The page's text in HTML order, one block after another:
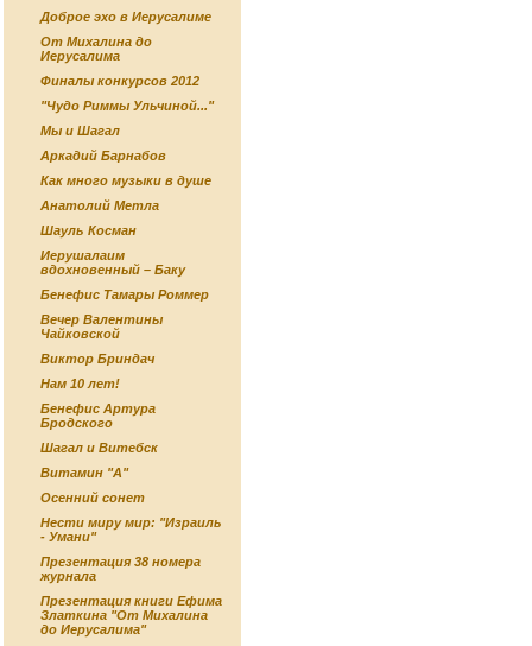
Доброе эхо в Иерусалиме
От Михалина до
Иерусалима
Финалы конкурсов 2012
"Чудо Риммы Ульчиной..."
Мы и Шагал
Аркадий Барнабов
Как много музыки в душе
Анатолий Метла
Шауль Косман
Иерушалаим
вдохновенный – Баку
Бенефис Тамары Роммер
Вечер Валентины
Чайковской
Виктор Бриндач
Нам 10 лет!
Бенефис Артура
Бродского
Шагал и Витебск
Витамин "А"
Осенний сонет
Нести миру мир: "Израиль
- Умани"
Презентация 38 номера
журнала
Презентация книги Ефима
Златкина "От Михалина
до Иерусалима"